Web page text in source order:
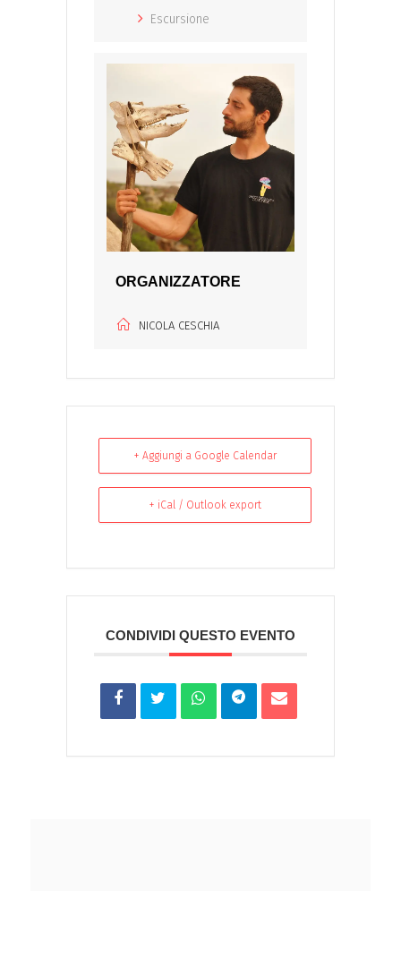
Escursione
ORGANIZZATORE
NICOLA CESCHIA
+ Aggiungi a Google Calendar
+ iCal / Outlook export
CONDIVIDI QUESTO EVENTO